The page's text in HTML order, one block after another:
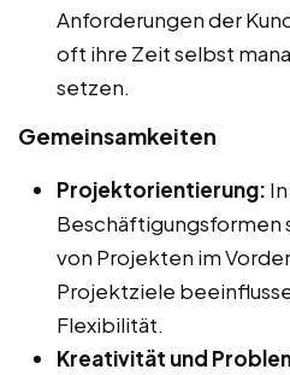
Anforderungen der
oft ihre Zeit selbst
setzen.
Gemeinsamkeiten
Projektorientierung:
Beschäftigungsformen
von Projekten im
Projektziele
Flexibilität.
Kreativität und